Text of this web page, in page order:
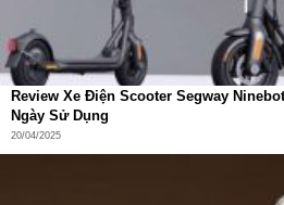
Review Xe Điện Scooter Segway
Ngày Sử Dụng
20/04/2025